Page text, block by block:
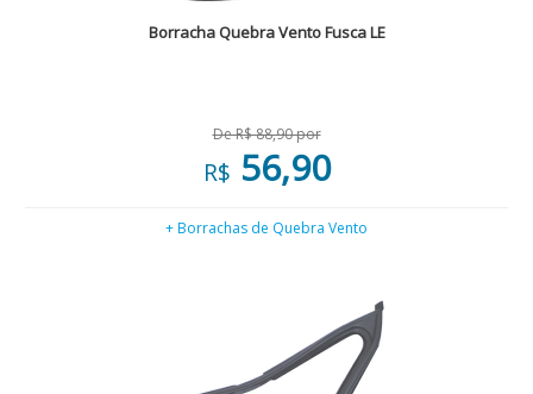
Borracha Quebra Vento Fusca LE
De R$ 88,90 por
R$ 56,90
+ Borrachas de Quebra Vento